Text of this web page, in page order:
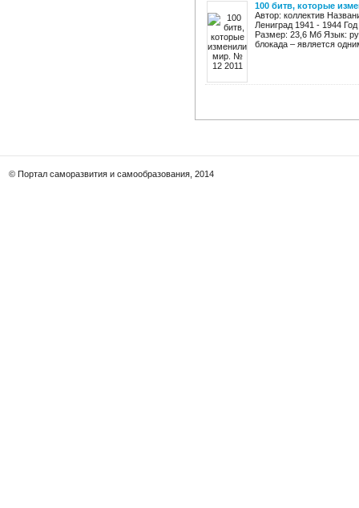
100 битв, которые
Автор: коллектив
Лениград 1941 - 1944
Размер: 23,6 Мб Язык:
блокада – является
© Портал саморазвития и самообразования, 2014